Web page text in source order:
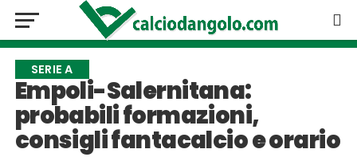
SERIE A
Empoli-Salernitana:
probabili formazioni,
consigli fantacalcio e orario